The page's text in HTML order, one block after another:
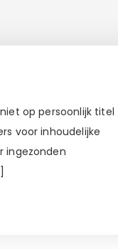
op persoonlijk titel
voor inhoudelijke
ingezonden